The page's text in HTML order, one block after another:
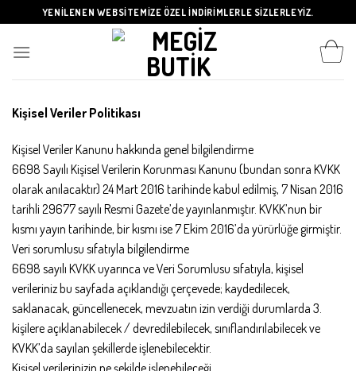
to
content
YENİLENEN WEBSİTEMİZE ÖZEL İNDİRİMLERLE SİZLERLEYİZ.
Kişisel Veriler Politikası
Kişisel Veriler Kanunu hakkında genel bilgilendirme
6698 Sayılı Kişisel Verilerin Korunması Kanunu (bundan sonra KVKK
olarak anılacaktır) 24 Mart 2016 tarihinde kabul edilmiş, 7 Nisan 2016
tarihli 29677 sayılı Resmi Gazete’de yayınlanmıştır. KVKK’nun bir
kısmı yayın tarihinde, bir kısmı ise 7 Ekim 2016’da yürürlüğe girmiştir.
Veri sorumlusu sıfatıyla bilgilendirme
6698 sayılı KVKK uyarınca ve Veri Sorumlusu sıfatıyla, kişisel
verileriniz bu sayfada açıklandığı çerçevede; kaydedilecek,
saklanacak, güncellenecek, mevzuatın izin verdiği durumlarda 3.
kişilere açıklanabilecek / devredilebilecek, sınıflandırılabilecek ve
KVKK’da sayılan şekillerde işlenebilecektir.
Kişisel verilerinizin ne şekilde işlenebileceği